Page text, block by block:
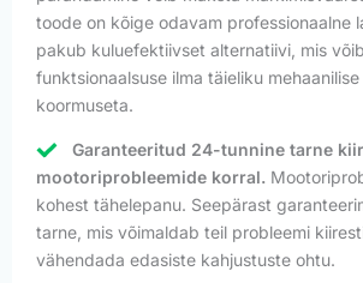
toode on kõige odavam professionaalne
pakub kuluefektiivset alternatiivi, mis
funktsionaalsuse ilma täieliku
koormuseta.
Garanteeritud 24-tunnine tarne
mootoriprobleemide korral.
kohest tähelepanu. Seepärast
tarne, mis võimaldab teil probleemi
vähendada edasiste kahjustuste ohtu.